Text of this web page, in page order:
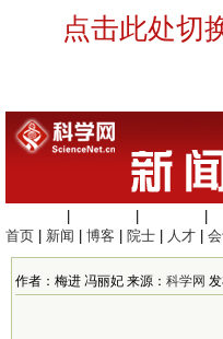
点击此处切
首页
新闻 博客 院士 人才
作者：梅进 冯丽妃 来源： 科学网